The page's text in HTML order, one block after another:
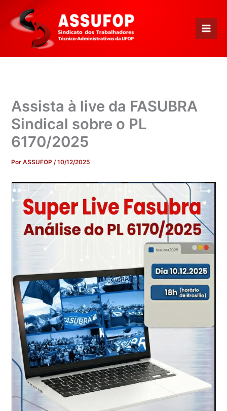
para
conteúdo
Assista à live da FASUBRA
Sindical sobre o PL
6170/2025
PorASSUFOP/10/12/2025